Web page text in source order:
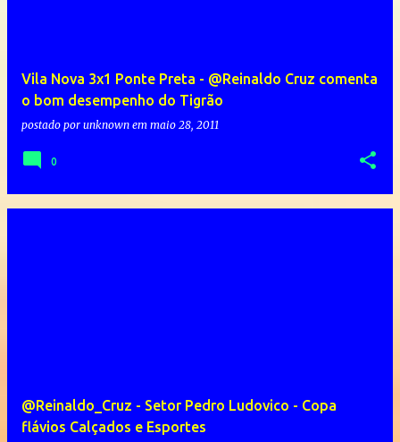
Vila Nova 3x1 Ponte Preta - @Reinaldo Cruz comenta
o bom desempenho do Tigrão
postado por unknown em maio 28, 2011
0
@Reinaldo_Cruz - Setor Pedro Ludovico - Copa
flávios Calçados e Esportes